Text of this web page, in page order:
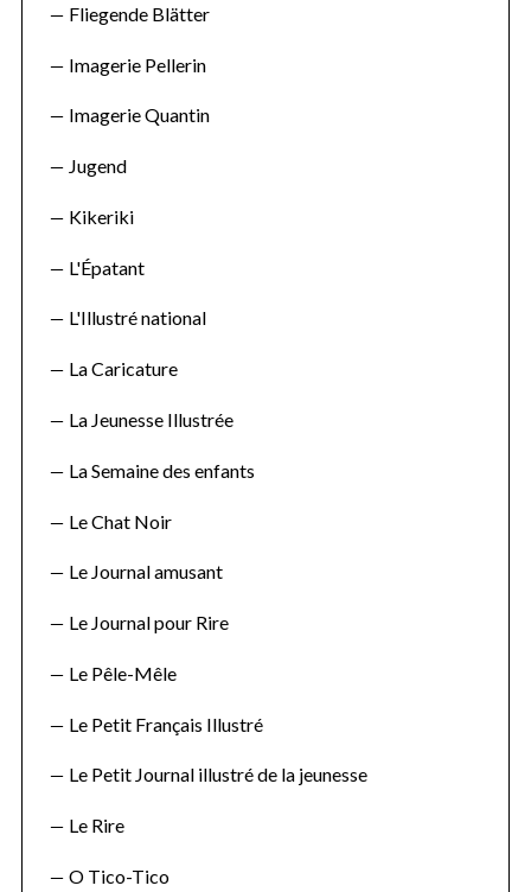
Fliegende Blätter
Imagerie Pellerin
Imagerie Quantin
Jugend
Kikeriki
L'Épatant
L'Illustré national
La Caricature
La Jeunesse Illustrée
La Semaine des enfants
Le Chat Noir
Le Journal amusant
Le Journal pour Rire
Le Pêle-Mêle
Le Petit Français Illustré
Le Petit Journal illustré de la jeunesse
Le Rire
O Tico-Tico
S
a
c
f
r